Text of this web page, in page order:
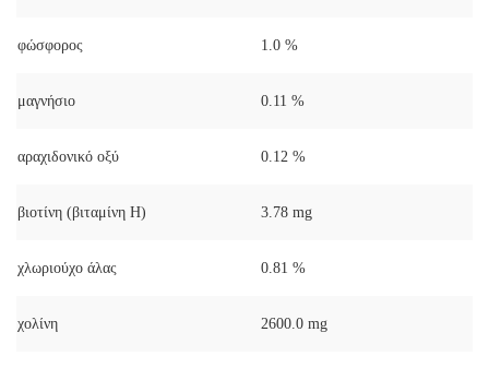
φώσφορος 1.0 %
μαγνήσιο 0.11 %
αραχιδονικό οξύ 0.12 %
βιοτίνη (βιταμίνη Η) 3.78 mg
χλωριούχο άλας 0.81 %
χολίνη 2600.0 mg